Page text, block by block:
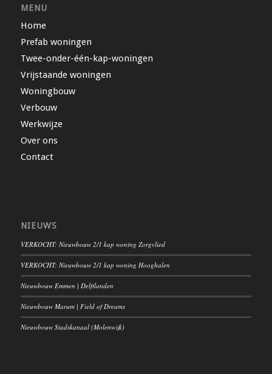
MENU
Home
Prefab woningen
Twee-onder-één-kap-woningen
Vrijstaande woningen
Woningbouw
Verbouw
Werkwijze
Over ons
Contact
NIEUWS
VERKOCHT: Nieuwbouw 2/1 kap woning Zorgvlied
VERKOCHT: Nieuwbouw 2/1 kap woning Hooghalen
Nieuwbouw Emmen | Delftlanden
Nieuwbouw Marum | Field of Dreams
Nieuwbouw Stadskanaal (Molenwijk)